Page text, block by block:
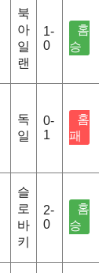
북
아
일
랜
1-
0
홈
승
독
일
0-
1
홈
패
슬
로
바
키
2-
0
홈
승